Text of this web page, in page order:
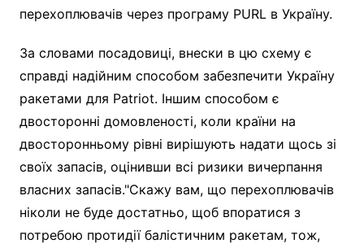
перехоплювачів через програму PURL в Україну.
За словами посадовиці, внески в цю схему є
справді надійним способом забезпечити Україну
ракетами для Patriot. Іншим способом є
двосторонні домовленості, коли країни на
двосторонньому рівні вирішують надати щось зі
своїх запасів, оцінивши всі ризики вичерпання
власних запасів."Скажу вам, що перехоплювачів
ніколи не буде достатньо, щоб впоратися з
потребою протидії балістичним ракетам, тож,